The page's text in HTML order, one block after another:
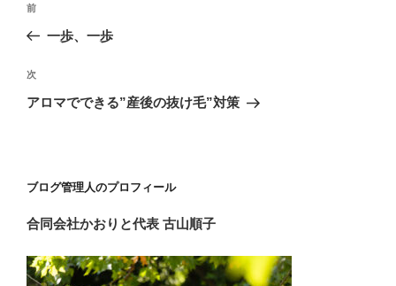
ビ
ゲ
ン
前
の
稿
前
一歩、一歩
次
の
次
アロマでできる”産後の抜け毛”対策
ブログ管理人のプロフィール
合同会社かおりと代表 古山順子